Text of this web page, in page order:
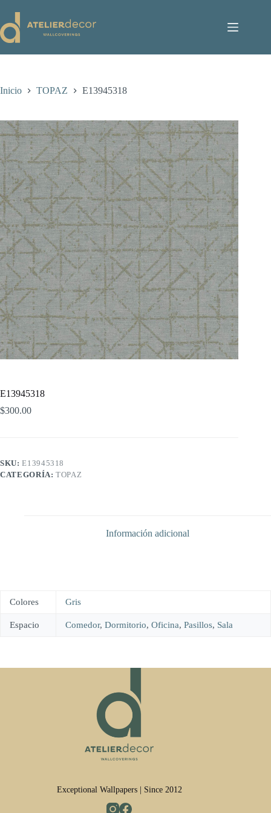
contenido
Inicio TOPAZ E13945318
E13945318
$300.00
SKU:E13945318
CATEGORÍA:TOPAZ
Información adicional
Colores Gris
Espacio Comedor, Dormitorio, Oficina, Pasillos, Sala
Exceptional Wallpapers | Since 2012